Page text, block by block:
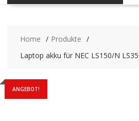
Home
Produkte
Laptop akku für NEC LS150/N
ANGEBOT!